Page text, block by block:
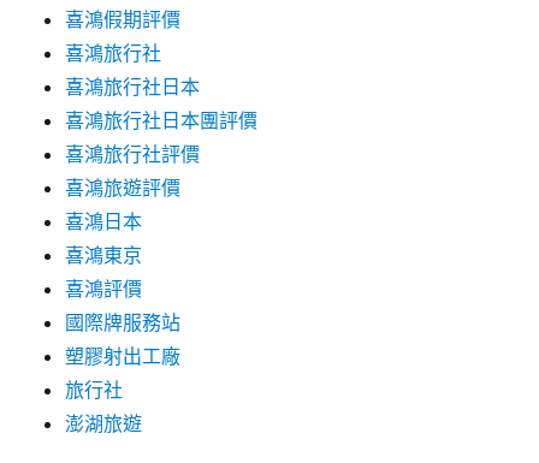
喜鴻假期評價
喜鴻旅行社
喜鴻旅行社日本
喜鴻旅行社日本團評價
喜鴻旅行社評價
喜鴻旅遊評價
喜鴻日本
喜鴻東京
喜鴻評價
國際牌服務站
塑膠射出工廠
旅行社
澎湖旅遊